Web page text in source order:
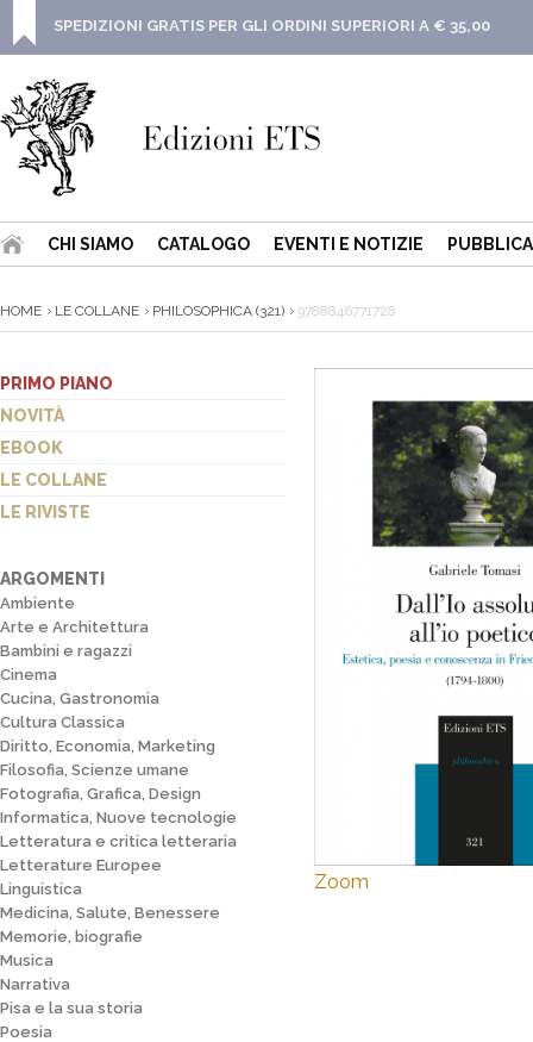
SPEDIZIONI GRATIS PER GLI ORDINI SUPERIORI A € 35,00
CHI SIAMO CATALOGO EVENTI E NOTIZIE
HOME LE COLLANE PHILOSOPHICA (321) 9788846771728
PRIMO PIANO
NOVITÀ
EBOOK
LE COLLANE
LE RIVISTE
ARGOMENTI
Ambiente
Arte e Architettura
Bambini e ragazzi
Cinema
Cucina, Gastronomia
Cultura Classica
Diritto, Economia, Marketing
Filosofia, Scienze umane
Fotografia, Grafica, Design
Informatica, Nuove tecnologie
Letteratura e critica letteraria
Letterature Europee
Linguistica
Medicina, Salute, Benessere
Memorie, biografie
Musica
Narrativa
Pisa e la sua storia
Poesia
Zoom